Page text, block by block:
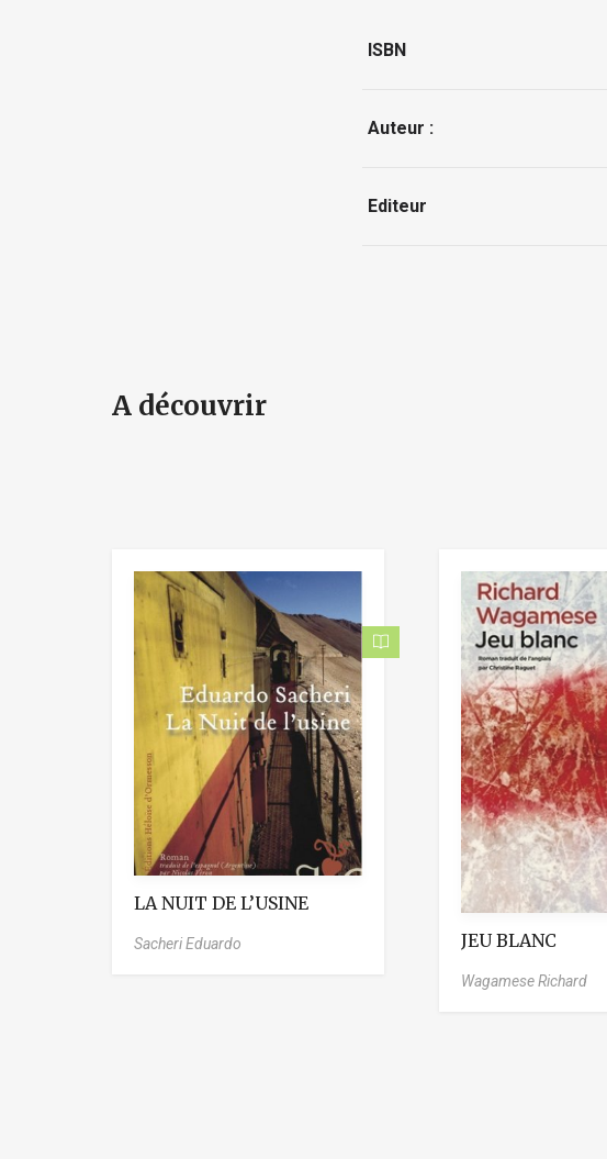
ISBN
Auteur :
Editeur
A découvrir
LA NUIT DE L’USINE
Sacheri Eduardo JEU BLANC
Wagamese Richard